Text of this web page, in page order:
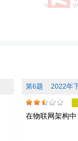
第6题 2022年
在物联网架构